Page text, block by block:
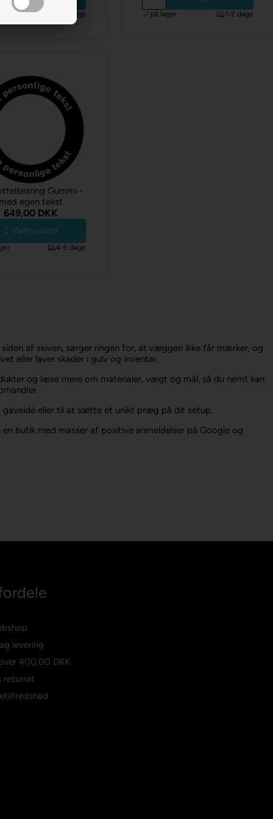
1-2 dage på lager 1-2 dage
Gummi -
med egen tekst
649,00 DKK
Vælg variant
4-6 dage
af skiven, sørger ringen for, at væggen ikke får mærker, og
eller laver skader i gulv og inventar.
og læse mere om materialer, vægt og mål, så du nemt kan
gaveidé eller til at sætte et unikt præg på dit setup.
butik med masser af positive anmeldelser på Google og
levering
400,00 DKK
returret